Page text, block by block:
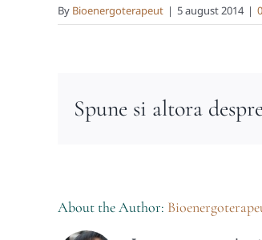
By Bioenergoterapeut | 5 august 2014 |
Spune si altora
About the Author: